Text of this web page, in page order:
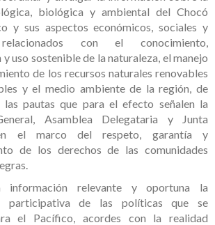
biológica y ambiental del Chocó
y sus aspectos económicos, sociales y
con el conocimiento,
uso sostenible de la naturaleza, el manejo
de los recursos naturales renovables
y el medio ambiente de la región, de
las pautas que para el efecto señalen la
Asamblea Delegataria y Junta
el marco del respeto, garantía y
de los derechos de las comunidades
información relevante y oportuna la
participativa de las políticas que se
el Pacífico, acordes con la realidad